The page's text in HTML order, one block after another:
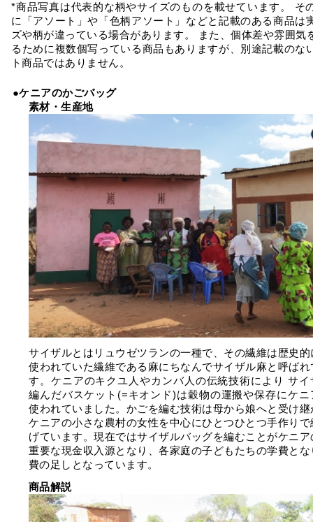
*商品写真は代表的な柄やサイズのものを載せています。 そ
に「アソート」や「色柄アソート」などと記載のある商品は
ズや柄が違っている場合があります。 また、個体差や雰囲気
るために複数個写っている商品もありますが、別途記載のな
ト商品ではありません。
●ケニアのかごバッグ
素材・生産地
サイザルとはリュウゼツランの一種で、その繊維は歴史
使われていた繊維である麻にちなんでサイザル麻と呼ば
す。ケニアのキクユ人やカンバ人の伝統技術により サイ
編んだバスケット(=キオンド)は穀物の運搬や保存にケニ
使われていました。かごを編む技術は母から娘へと受け
ケニアの小さな農村の女性を中心にひとつひとつ手作り
げています。現在ではサイザルバッグを編むことがケニ
重要な現金収入源となり、各家庭の子どもたちの学費と
費の足しとなっています。
商品解説